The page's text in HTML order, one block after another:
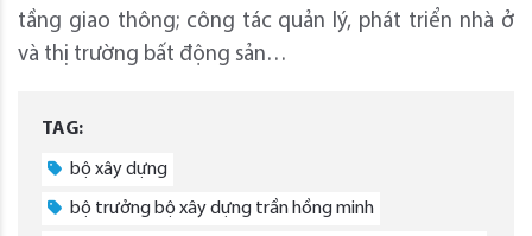
tầng giao thông; công tác quản lý, phát triển nhà ở
và thị trường bất động sản…
TAG:
bộ xây dựng
bộ trưởng bộ xây dựng trần hồng minh